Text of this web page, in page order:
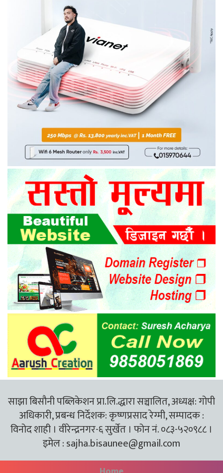
साझा बिसौनी पब्लिकेशन प्रा.लि.द्धारा सञ्चालित, अध्यक्ष: गोपी
अधिकारी, प्रबन्ध निर्देशक: कृष्णप्रसाद रेग्मी, सम्पादक :
विनोद शाही । वीरेन्द्रनगर-६ सुर्खेत । फोन नं. ०८३-५२०९८८ ।
इमेल :sajha.bisaunee@gmail.com